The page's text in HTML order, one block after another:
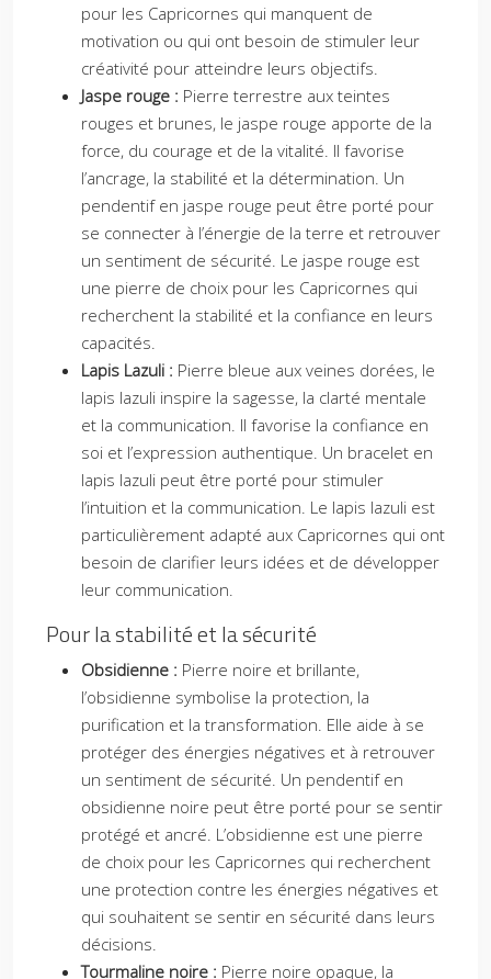
pour les Capricornes qui manquent de
motivation ou qui ont besoin de stimuler leur
créativité pour atteindre leurs objectifs.
Jaspe rouge : Pierre terrestre aux teintes
rouges et brunes, le jaspe rouge apporte de la
force, du courage et de la vitalité. Il favorise
l’ancrage, la stabilité et la détermination. Un
pendentif en jaspe rouge peut être porté pour
se connecter à l’énergie de la terre et retrouver
un sentiment de sécurité. Le jaspe rouge est
une pierre de choix pour les Capricornes qui
recherchent la stabilité et la confiance en leurs
capacités.
Lapis Lazuli : Pierre bleue aux veines dorées, le
lapis lazuli inspire la sagesse, la clarté mentale
et la communication. Il favorise la confiance en
soi et l’expression authentique. Un bracelet en
lapis lazuli peut être porté pour stimuler
l’intuition et la communication. Le lapis lazuli est
particulièrement adapté aux Capricornes qui ont
besoin de clarifier leurs idées et de développer
leur communication.
Pour la stabilité et la sécurité
Obsidienne : Pierre noire et brillante,
l’obsidienne symbolise la protection, la
purification et la transformation. Elle aide à se
protéger des énergies négatives et à retrouver
un sentiment de sécurité. Un pendentif en
obsidienne noire peut être porté pour se sentir
protégé et ancré. L’obsidienne est une pierre
de choix pour les Capricornes qui recherchent
une protection contre les énergies négatives et
qui souhaitent se sentir en sécurité dans leurs
décisions.
Tourmaline noire : Pierre noire opaque, la